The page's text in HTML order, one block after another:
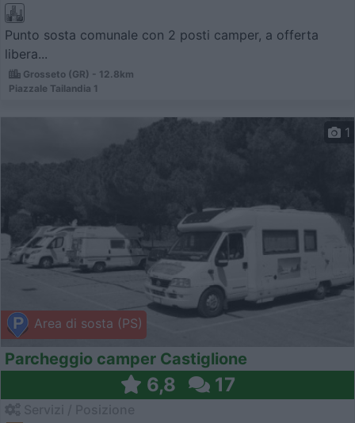
Punto sosta comunale con 2 posti camper, a offerta
libera...
Grosseto (GR) - 12.8km
Piazzale Tailandia 1
Area di sosta (PS)
1
Parcheggio camper Castiglione
6,8 17